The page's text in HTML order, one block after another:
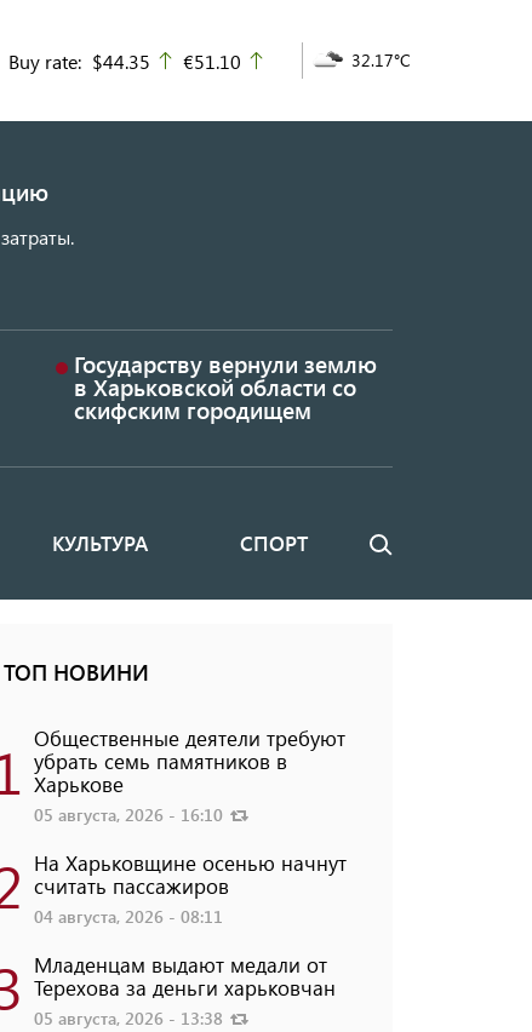
Buy rate: $44.35 up
€51.10 32.17°C
Государству вернули землю
в Харьковской области со
скифским городищем
КУЛЬТУРА СПОРТ Поиск
ТОП НОВИНИ
Общественные деятели требуют
убрать семь памятников в
Харькове
05 августа, 2026 - 16:10
На Харьковщине осенью начнут
считать пассажиров
04 августа, 2026 - 08:11
Младенцам выдают медали от
Терехова за деньги харьковчан
05 августа, 2026 - 13:38